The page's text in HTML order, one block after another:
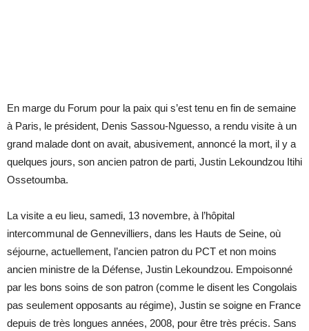
En marge du Forum pour la paix qui s’est tenu en fin de semaine
à Paris, le président, Denis Sassou-Nguesso, a rendu visite à un
grand malade dont on avait, abusivement, annoncé la mort, il y a
quelques jours, son ancien patron de parti, Justin Lekoundzou Itihi
Ossetoumba.
La visite a eu lieu, samedi, 13 novembre, à l’hôpital
intercommunal de Gennevilliers, dans les Hauts de Seine, où
séjourne, actuellement, l’ancien patron du PCT et non moins
ancien ministre de la Défense, Justin Lekoundzou. Empoisonné
par les bons soins de son patron (comme le disent les Congolais
pas seulement opposants au régime), Justin se soigne en France
depuis de très longues années, 2008, pour être très précis. Sans